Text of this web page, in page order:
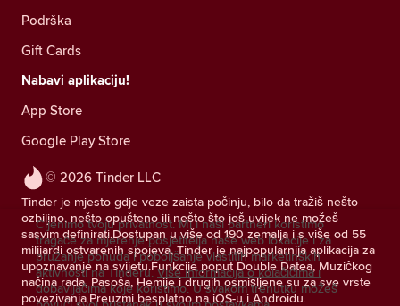
© 2026 Tinder LLC
Tinder je mjesto gdje veze zaista počinju, bilo da tražiš nešto
ozbiljno, nešto opušteno ili nešto što još uvijek ne možeš
sasvim definirati.Dostupan u više od 190 zemalja i s više od 55
milijardi ostvarenih spojeva, Tinder je najpopularnija aplikacija za
upoznavanje na svijetu.Funkcije poput Double Datea, Muzičkog
načina rada, Pasoša, Hemije i drugih osmišljene su za sve vrste
povezivanja.Preuzmi besplatno na iOS-u i Androidu.
Podrška
Gift Cards
Nabavi aplikaciju!
App Store
Google Play Store
Cijenimo tvoju privatnost. Mi i naši partneri koristimo
tragače za mjerenje posjetitelja naše web lokacije i za
pružanje ponuda i poboljšanje vlastitih marketinških
aktivnosti na Tinderu. Više informacija o kolačićima i
dobavljačima koje koristimo. U svakom trenutku možeš